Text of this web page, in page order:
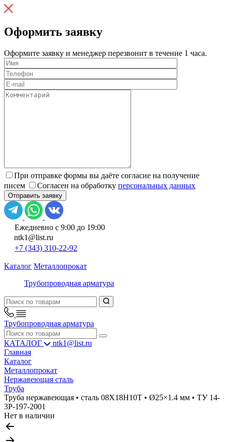
Оформить заявку
Оформите заявку и менеджер перезвонит в течение 1 часа.
При отправке формы вы даёте согласие на получение
писем
Согласен на обработку персональных данных
Ежедневно с 9:00 до 19:00
ntk1@list.ru
+7 (343) 310-22-92
Каталог Металлопрокат
Трубопроводная арматура
Трубопроводная арматура
КАТАЛОГ
ntk1@list.ru
Главная
Каталог
Металлопрокат
Нержавеющая сталь
Труба
Труба нержавеющая • сталь 08Х18Н10Т • Ø25×1.4 мм • ТУ 14-
3Р-197-2001
Нет в наличии